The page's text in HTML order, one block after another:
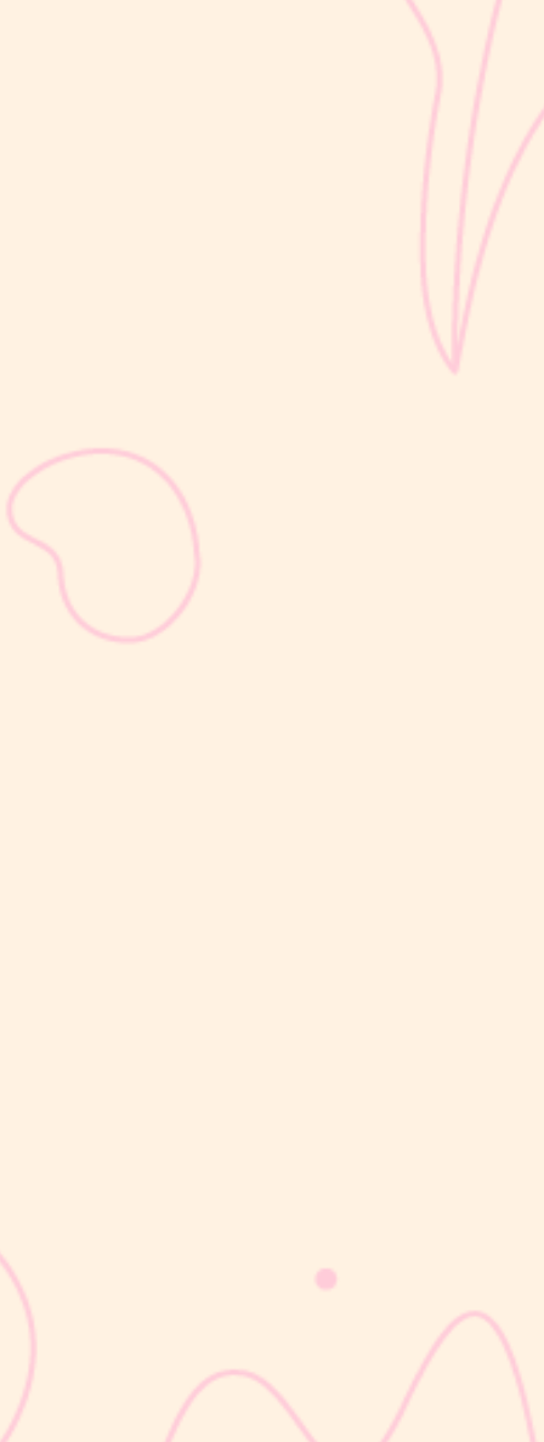
perkembangan si Kecil berlangsung sangat pesat, mulai dari
kemampuan berjalan, berbicara, hingga berinteraksi dengan orang
Selain berat badan, tinggi badan menjadi salah satu indikator
utama untuk menilai apakah tumbuh kembang si Kecil berjalan
yang dimulai sejak bayi lahir hingga organ reproduksi kembali
seperti sebelum hamil. Selama masa ini, tubuh Moms akan
mengalami berbagai perubahan, mulai dari rahim yang berangsur